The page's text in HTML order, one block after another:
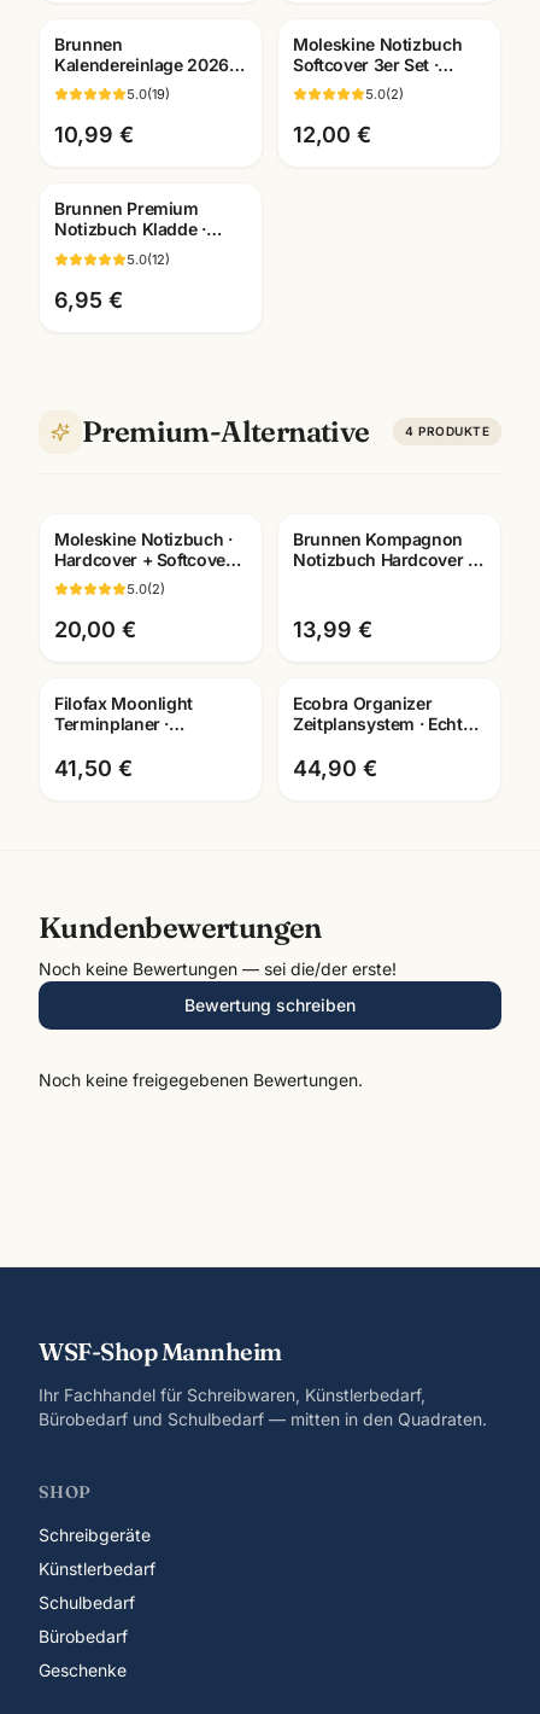
Brunnen
Kalendereinlage 2026 ·
1 Woche/2 Seiten oder 1
Tag/1 Seite ·
Bueroorganisation
5.0(19)
10,99 €
Moleskine Notizbuch
Softcover 3er Set ·
Pocket/Large/XL ·
Premium Qualität
5.0(2)
12,00 €
Brunnen Premium
Notizbuch Kladde ·
braun/schwarz ·
A6/A5/A4 wählbar ·
Bürobedarf
5.0(12)
6,95 €
Premium-Alternative 4 PRODUKTE
Moleskine Notizbuch ·
Hardcover + Softcover ·
Pocket/Large/XL ·
Premium-Qualität
5.0(2)
20,00 €
Brunnen Kompagnon
Notizbuch Hardcover ·
Mannheim
13,99 €
Filofax Moonlight
Terminplaner ·
Organizer · waehlbare
Groesse
41,50 €
Ecobra Organizer
Zeitplansystem · Echtes
2026
44,90 €
Kundenbewertungen
Noch keine Bewertungen — sei die/der erste!
Bewertung schreiben
Noch keine freigegebenen Bewertungen.
WSF-Shop Mannheim
Ihr Fachhandel für Schreibwaren, Künstlerbedarf,
Bürobedarf und Schulbedarf — mitten in den Quadraten.
SHOP
Schreibgeräte
Künstlerbedarf
Schulbedarf
Bürobedarf
Geschenke